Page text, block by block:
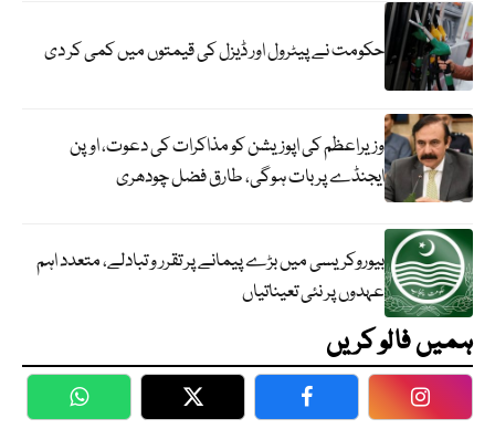
حکومت نے پیٹرول اور ڈیزل کی قیمتوں میں کمی کر دی
وزیراعظم کی اپوزیشن کو مذاکرات کی دعوت، اوپن
ایجنڈے پر بات ہوگی، طارق فضل چودھری
بیوروکریسی میں بڑے پیمانے پر تقرر و تبادلے، متعدد اہم
عہدوں پر نئی تعیناتیاں
ہمیں فالو کریں
WhatsApp Twitter Facebook